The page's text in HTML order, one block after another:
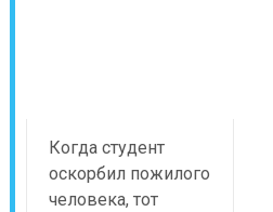
Когда студент
оскорбил пожилого
человека, тот